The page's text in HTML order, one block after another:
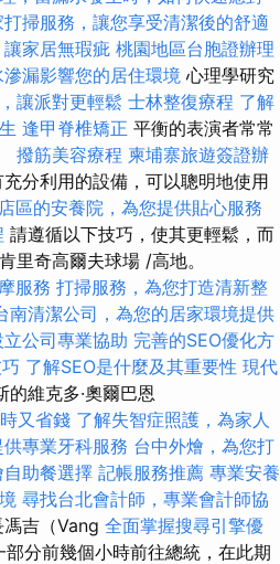
打掃服務，讓您享受清潔後的舒適
家居無瑕疵 桃園地區台胞證辦理
漏影響您的居住環境 心理學研究
讓派對更輕鬆 士林整復療程 了解
逢甲脊椎矯正 平衡的表演者常常
撥筋美容療程 柬埔寨旅遊簽證辦
分利用的設備，可以聰明地使用
區的安養院，為您提供貼心服務
請遵循以下技巧，使其更輕鬆，而
里奇高爾夫球場 /高地。
服務 打掃服務，為您打造清新整
南清潔公司，為您的居家環境提供
公司專業協助 完善的SEO優化方
了解SEO是什麼及其重要性 現代
維克多·奧爾巴恩
又省錢 了解失智症照護，為家人
專業牙科服務 台中外燴，為您打
助餐選擇 記帳服務推薦 專業安養
尋找台北會計師，專業會計師協
吉（Vang 全面掌握搜尋引擎優
分前幾個小時前往總統，在此期